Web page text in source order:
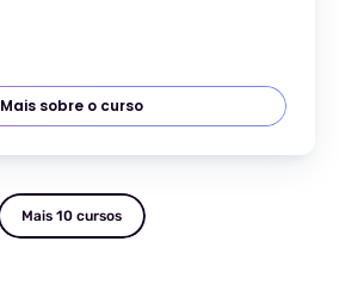
Mais sobre o curso
Mais 10 cursos